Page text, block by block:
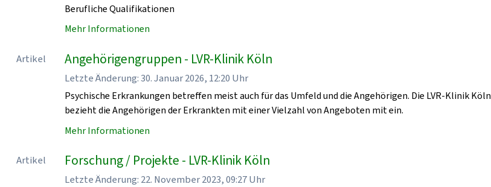
Berufliche Qualifikationen
Mehr Informationen
Artikel Angehörigengruppen - LVR-Klinik Köln
Letzte Änderung: 30. Januar 2026, 12:20 Uhr
Psychische Erkrankungen betreffen meist auch für das Umfeld und die Angehörigen. Die LVR-Klinik Köln
bezieht die Angehörigen der Erkrankten mit einer Vielzahl von Angeboten mit ein.
Mehr Informationen
Artikel Forschung / Projekte - LVR-Klinik Köln
Letzte Änderung: 22. November 2023, 09:27 Uhr